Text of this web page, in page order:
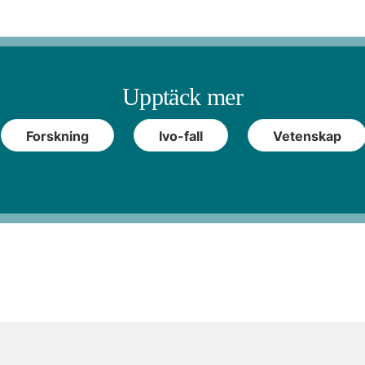
Upptäck mer
Forskning Ivo-fall Vetenskap